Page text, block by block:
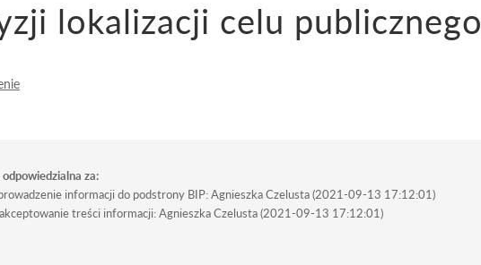
lokalizacji celu publicznego
za:
informacji do podstrony BIP: Agnieszka Czelusta (2021-09-13 17:12:01)
treści informacji: Agnieszka Czelusta (2021-09-13 17:12:01)